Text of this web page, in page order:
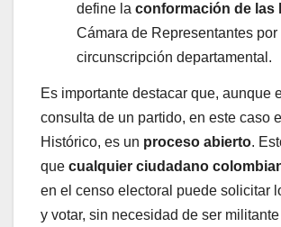
define la conformación de las
Cámara de Representantes por
circunscripción departamental.
Es importante destacar que, aunque
consulta de un partido, en este caso
Histórico, es un proceso abierto.
que cualquier ciudadano
en el censo electoral puede solicitar
y votar, sin necesidad de ser